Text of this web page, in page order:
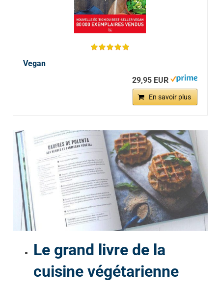
Vegan
29,95 EUR
En savoir plus
Le grand livre de la
cuisine végétarienne